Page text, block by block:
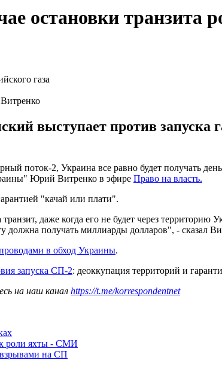
остановки транзита
выступает против
поток-2, Украина все равно будет получать
Юрий Витренко в эфире Право на власть.
"качай или плати".
даже когда его не будет через
должна получать миллиарды долларов", - сказал
в обход Украины.
запуска СП-2: деоккупация территорий и
на наш канал https://t.me/korrespondentnet
к роли яхты - СМИ
на СП